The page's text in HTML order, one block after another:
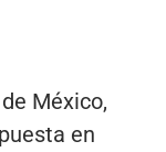
México,
en